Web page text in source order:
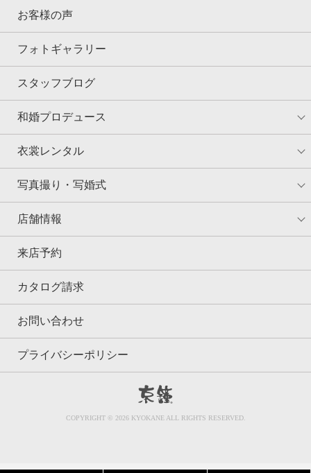
お客様の声
フォトギャラリー
スタッフブログ
和婚プロデュース
衣裳レンタル
写真撮り・写婚式
店舗情報
来店予約
カタログ請求
お問い合わせ
プライバシーポリシー
COPYRIGHT © 2026 KYOKANE ALL RIGHTS RESERVED.